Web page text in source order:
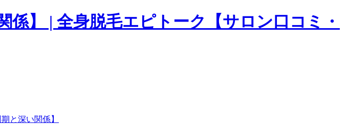
】 | 全身脱毛エピトーク【サロン口コミ・
と深い関係】